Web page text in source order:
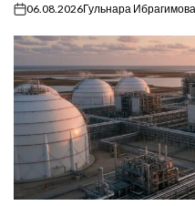
on06.08.2026Гульнара Ибрагимова